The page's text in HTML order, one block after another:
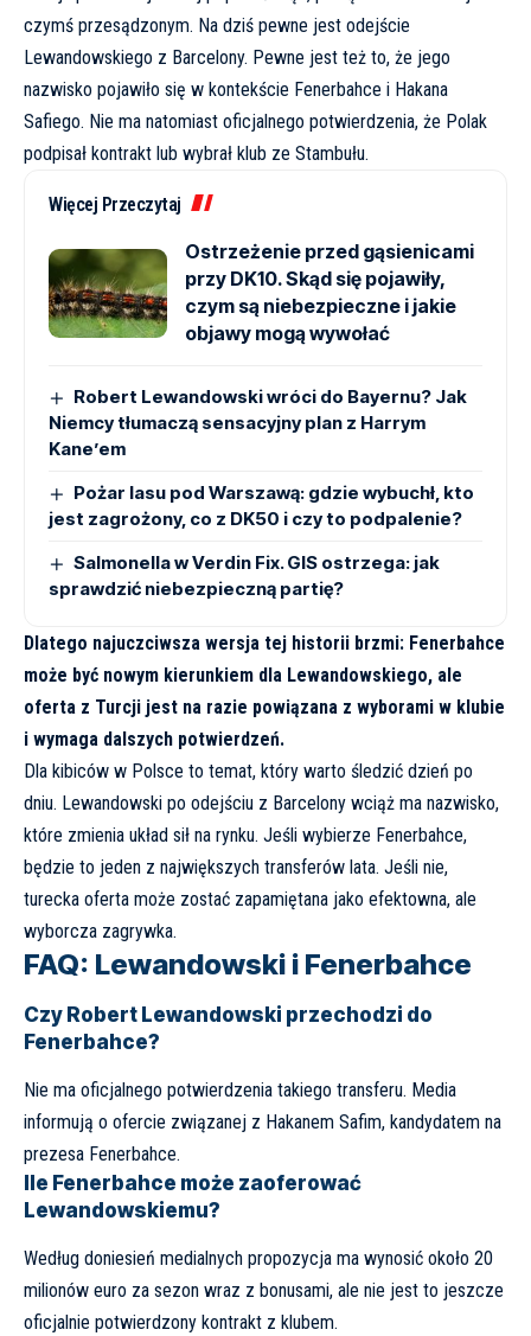
czymś przesądzonym. Na dziś pewne jest odejście
Lewandowskiego z Barcelony. Pewne jest też to, że jego
nazwisko pojawiło się w kontekście Fenerbahce i Hakana
Safiego. Nie ma natomiast oficjalnego potwierdzenia, że Polak
podpisał kontrakt lub wybrał klub ze Stambułu.
Więcej Przeczytaj
Ostrzeżenie przed gąsienicami
przy DK10. Skąd się pojawiły,
czym są niebezpieczne i jakie
objawy mogą wywołać
Robert Lewandowski wróci do Bayernu? Jak
Niemcy tłumaczą sensacyjny plan z Harrym
Kane’em
Pożar lasu pod Warszawą: gdzie wybuchł, kto
jest zagrożony, co z DK50 i czy to podpalenie?
Salmonella w Verdin Fix. GIS ostrzega: jak
sprawdzić niebezpieczną partię?
Dlatego najuczciwsza wersja tej historii brzmi: Fenerbahce
może być nowym kierunkiem dla Lewandowskiego, ale
oferta z Turcji jest na razie powiązana z wyborami w klubie
i wymaga dalszych potwierdzeń.
Dla kibiców w Polsce to temat, który warto śledzić dzień po
dniu. Lewandowski po odejściu z Barcelony wciąż ma nazwisko,
które zmienia układ sił na rynku. Jeśli wybierze Fenerbahce,
będzie to jeden z największych transferów lata. Jeśli nie,
turecka oferta może zostać zapamiętana jako efektowna, ale
wyborcza zagrywka.
FAQ: Lewandowski i Fenerbahce
Czy Robert Lewandowski przechodzi do
Fenerbahce?
Nie ma oficjalnego potwierdzenia takiego transferu. Media
informują o ofercie związanej z Hakanem Safim, kandydatem na
prezesa Fenerbahce.
Ile Fenerbahce może zaoferować
Lewandowskiemu?
Według doniesień medialnych propozycja ma wynosić około 20
milionów euro za sezon wraz z bonusami, ale nie jest to jeszcze
oficjalnie potwierdzony kontrakt z klubem.